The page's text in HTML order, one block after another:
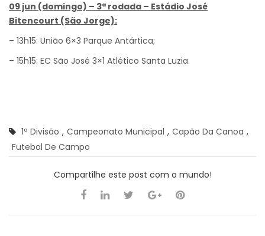
09 jun (domingo) – 3ª rodada – Estádio José
Bitencourt (São Jorge):
– 13h15: União 6×3 Parque Antártica;
– 15h15: EC São José 3×1 Atlético Santa Luzia.
1ª Divisão , Campeonato Municipal , Capão Da Canoa ,
Futebol De Campo
Compartilhe este post com o mundo!